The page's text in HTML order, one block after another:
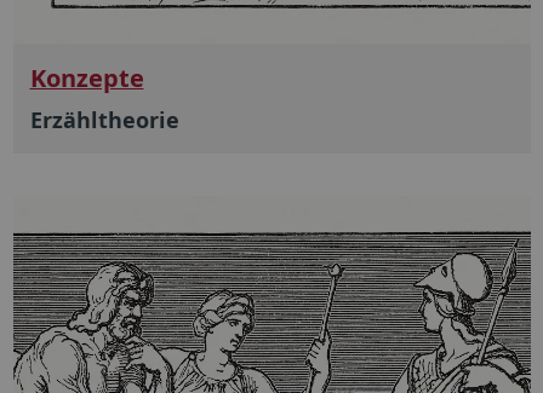
Konzepte
Erzähltheorie